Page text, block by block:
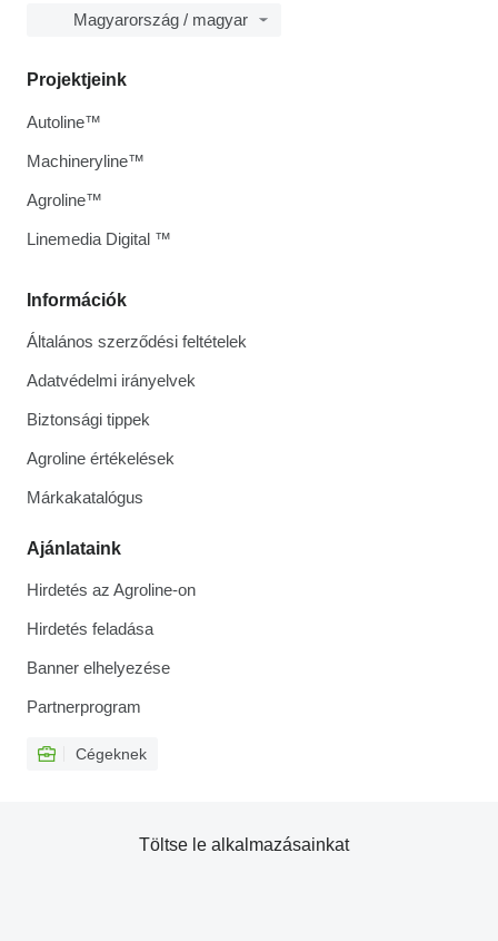
Magyarország / magyar
Információk
Általános szerződési feltételek
Adatvédelmi irányelvek
Biztonsági tippek
Agroline értékelések
Márkakatalógus
Ajánlataink
Hirdetés az Agroline-on
Hirdetés feladása
Banner elhelyezése
Partnerprogram
Cégeknek
Projektjeink
Autoline™
Machineryline™
Agroline™
Linemedia Digital ™
Töltse le alkalmazásainkat